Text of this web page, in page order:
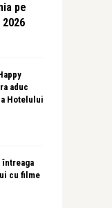
pe
aduc
Hotelului
cu filme